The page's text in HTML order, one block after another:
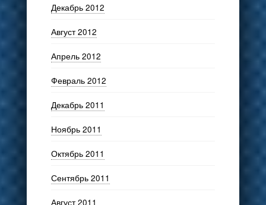
Декабрь 2012
Август 2012
Апрель 2012
Февраль 2012
Декабрь 2011
Ноябрь 2011
Октябрь 2011
Сентябрь 2011
Август 2011